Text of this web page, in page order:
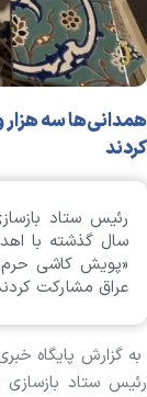
کردند
رئیس ستاد
«پویش کاشی
عراق مشارکت
به گزارش پایگاه
رئیس ستاد